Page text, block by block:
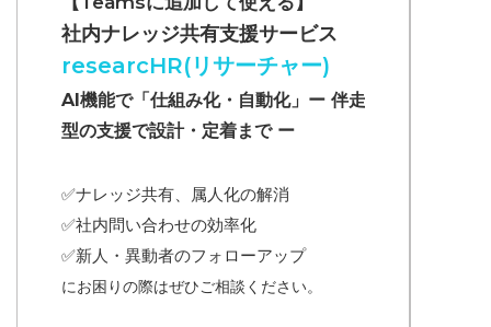
社内ナレッジ共有支援サービス
researcHR(リサーチャー)
AI機能で「仕組み化・自動化」ー 伴走
型の支援で設計・定着まで ー
✅ナレッジ共有、属人化の解消
✅社内問い合わせの効率化
✅新人・異動者のフォローアップ
にお困りの際はぜひご相談ください。